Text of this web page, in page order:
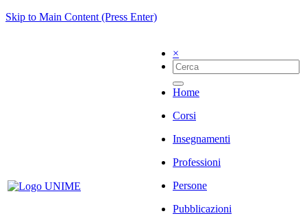
Skip to Main Content (Press Enter)
×
Home
Corsi
Insegnamenti
Professioni
Persone
Pubblicazioni